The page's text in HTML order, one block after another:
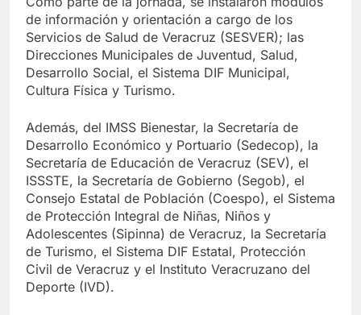
de información y orientación a cargo de los
Servicios de Salud de Veracruz (SESVER); las
Direcciones Municipales de Juventud, Salud,
Desarrollo Social, el Sistema DIF Municipal,
Cultura Física y Turismo.
Además, del IMSS Bienestar, la Secretaría de
Desarrollo Económico y Portuario (Sedecop), la
Secretaría de Educación de Veracruz (SEV), el
ISSSTE, la Secretaría de Gobierno (Segob), el
Consejo Estatal de Población (Coespo), el Sistema
de Protección Integral de Niñas, Niños y
Adolescentes (Sipinna) de Veracruz, la Secretaría
de Turismo, el Sistema DIF Estatal, Protección
Civil de Veracruz y el Instituto Veracruzano del
Deporte (IVD).